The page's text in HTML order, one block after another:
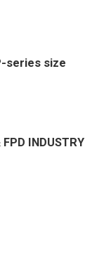
series size
INDUSTRY